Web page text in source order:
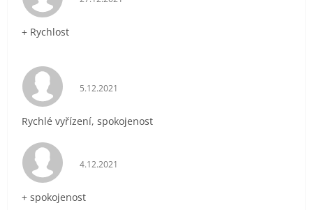
+ Rychlost
Hodnocení obchodu je 5 z 5 hvězdiček.
5.12.2021
Rychlé vyřízení, spokojenost
Hodnocení obchodu je 5 z 5 hvězdiček.
4.12.2021
+ spokojenost